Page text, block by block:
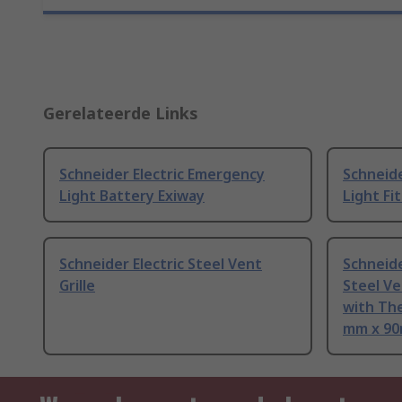
Gerelateerde Links
Schneider Electric Emergency
Light Battery Exiway
Light
Schneider Electric Steel Vent
Grille
Steel
with
mm x